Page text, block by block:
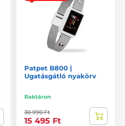
Patpet B800 |
Ugatásgátló nyakörv
Raktáron
30 990 Ft
15 495 Ft